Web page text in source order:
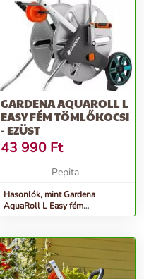
GARDENA AQUAROLL L
EASY FÉM TÖMLŐKOCSI
- EZÜST
43 990 Ft
Pepita
Hasonlók, mint Gardena
AquaRoll L Easy fém
Tömlőkocsi - ezüst